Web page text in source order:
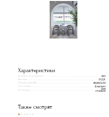
Характеристики
160
ITCOF
46х160х55
Дерево
Категории
Для
спальни
Также смотрят